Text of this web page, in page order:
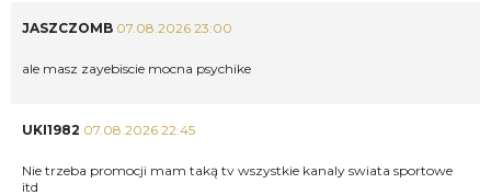
JASZCZOMB 07.08.2026 23:00
ale masz zayebiscie mocna psychike
UKI1982 07.08.2026 22:45
Nie trzeba promocji mam taką tv wszystkie kanaly swiata sportowe
itd